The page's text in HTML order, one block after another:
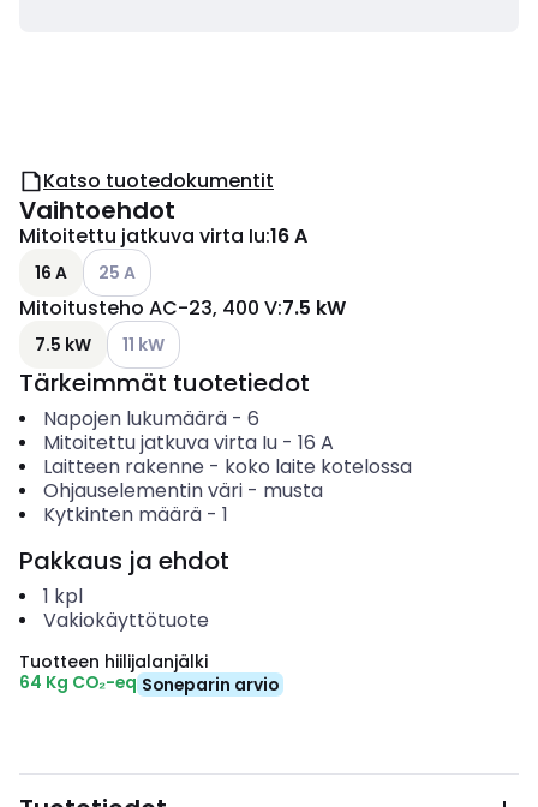
Katso tuotedokumentit
Vaihtoehdot
Mitoitettu jatkuva virta Iu:16 A
16 A Katso käytettävissä olevat vaihtoehdot
25 A
Mitoitusteho AC-23, 400 V:7.5 kW
7.5 kW Katso käytettävissä olevat vaihtoehdot
11 kW
Tärkeimmät tuotetiedot
Napojen lukumäärä- 6
Mitoitettu jatkuva virta Iu- 16 A
Laitteen rakenne - koko laite kotelossa
Ohjauselementin väri- musta
Kytkinten määrä- 1
Pakkaus ja ehdot
1 kpl
Vakiokäyttötuote
Tuotteen hiilijalanjälki
64 Kg CO₂-eq Soneparin arvio